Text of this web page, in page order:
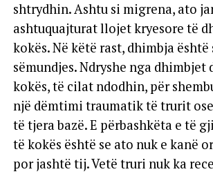
shtrydhin. Ashtu si migrena, ato
ashtuquajturat llojet kryesore të
kokës. Në këtë rast, dhimbja
sëmundjes. Ndryshe nga dhimbjet
kokës, të cilat ndodhin, për
një dëmtimi traumatik të trurit
të tjera bazë. E përbashkëta e të
të kokës është se ato nuk e kanë
por jashtë tij. Vetë truri nuk ka